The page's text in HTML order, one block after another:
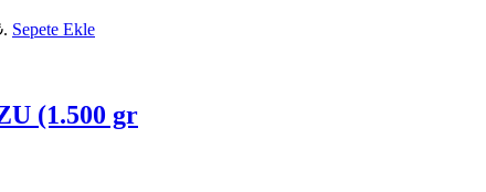
Sepete Ekle
(1.500 gr